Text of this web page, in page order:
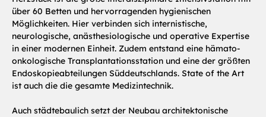
über 60 Betten und hervorragenden hygienischen
Möglichkeiten. Hier verbinden sich internistische,
neurologische, anästhesiologische und operative Expertise
in einer modernen Einheit. Zudem entstand eine hämato-
onkologische Transplantationsstation und eine der größten
Endoskopieabteilungen Süddeutschlands. State of the Art
ist auch die die gesamte Medizintechnik.
Auch städtebaulich setzt der Neubau architektonische